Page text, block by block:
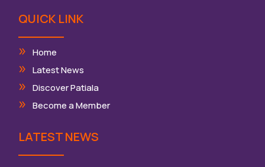
QUICK LINK
Home
Latest News
Discover Patiala
Become a Member
LATEST NEWS